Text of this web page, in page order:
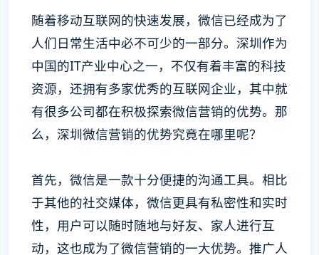
随着移动互联网的快速发展，微信已经成为了
人们日常生活中必不可少的一部分。深圳作为
中国的IT产业中心之一，不仅有着丰富的科技
资源，还拥有多家优秀的互联网企业，其中就
有很多公司都在积极探索微信营销的优势。那
么，深圳微信营销的优势究竟在哪里呢？
首先，微信是一款十分便捷的沟通工具。相比
于其他的社交媒体，微信更具有私密性和实时
性，用户可以随时随地与好友、家人进行互
动，这也成为了微信营销的一大优势。推广人